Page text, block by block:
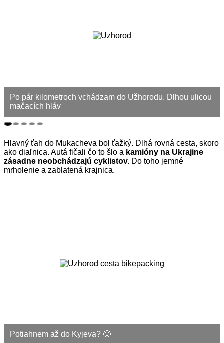
Po pár kilometroch vchádzam do Užhorodu. Dlhou ulicou
mačacích hláv
Hlavný ťah do Mukacheva bol ťažký. Dlhá rovná cesta, skoro
ako diaľnica. Autá fičali čo to šlo a kamióny na Ukrajine
zásadne neobchádzajú cyklistov. Do toho jemné
mrholenie a zablatená krajnica.
Potiahnem až do Kyjeva? 🙂